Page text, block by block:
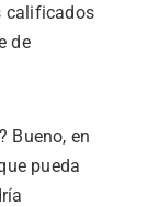
calificados
de
Bueno, en
pueda